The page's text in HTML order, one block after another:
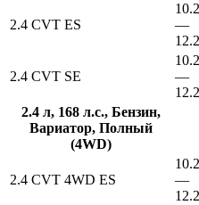
2.4 CVT ES
—
2.4 CVT SE
—
2.4 л, 168 л.с., Бензин,
Вариатор, Полный
(4WD)
2.4 CVT 4WD ES
—